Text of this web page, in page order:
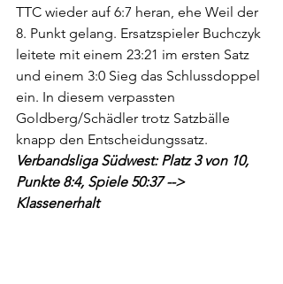
TTC wieder auf 6:7 heran, ehe Weil der
8. Punkt gelang. Ersatzspieler Buchczyk
leitete mit einem 23:21 im ersten Satz
und einem 3:0 Sieg das Schlussdoppel
ein. In diesem verpassten
Goldberg/Schädler trotz Satzbälle
knapp den Entscheidungssatz.
Verbandsliga Südwest: Platz 3 von 10,
Punkte 8:4, Spiele 50:37 -->
Klassenerhalt